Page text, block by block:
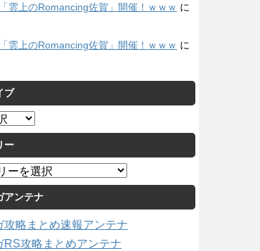
「雲上のRomancing佐賀」開催！ｗｗｗ に
「雲上のRomancing佐賀」開催！ｗｗｗ に
ブ
ー
アンテナ
攻略まとめ速報アンテナ
RS攻略まとめアンテナ